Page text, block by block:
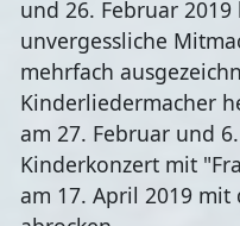
und 26. Februar
unvergessliche
mehrfach
Kinderliedermacher
am 27. Februar und
Kinderkonzert mit
am 17. April 2019